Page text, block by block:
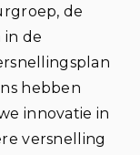
de
in de
hebben
innovatie in
versnelling